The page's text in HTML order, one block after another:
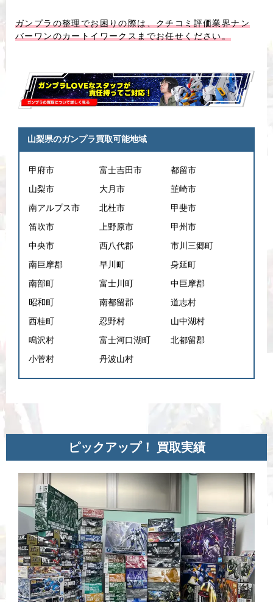
ガンプラの整理でお困りの際は、クチコミ評価業界ナン
バーワンのカートイワークスまでお任せください。
山梨県のガンプラ買取可能地域
甲府市 富士吉田市
都留市
山梨市
大月市
韮崎市
南アルプス市
北杜市
甲斐市
笛吹市
上野原市
甲州市
中央市
西八代郡
市川三郷町
南巨摩郡
早川町
身延町
南部町
富士川町
中巨摩郡
昭和町
南都留郡
道志村
西桂町
忍野村
山中湖村
鳴沢村
富士河口湖町
北都留郡
小菅村
丹波山村
ピックアップ！ 買取実績